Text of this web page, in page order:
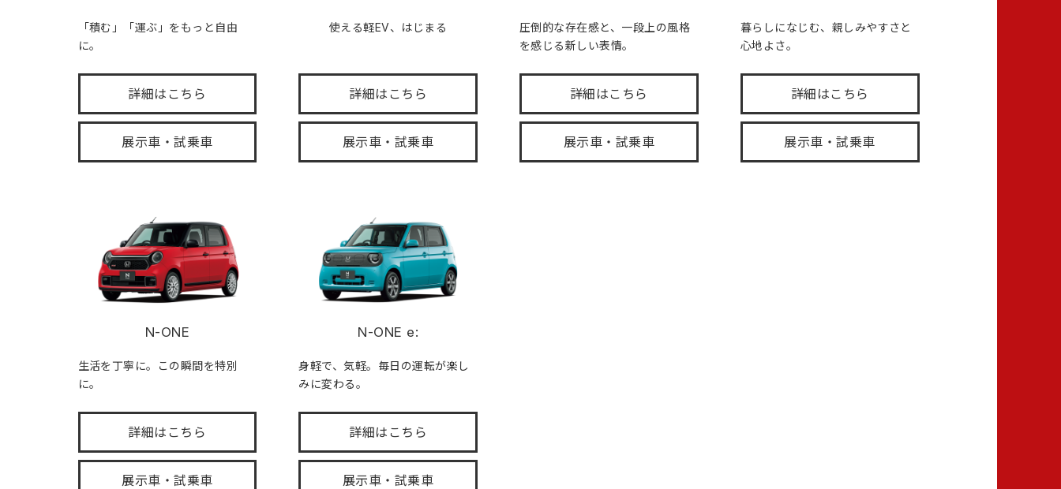
「積む」「運ぶ」をもっと自由
に。
詳細はこちら
展示車・試乗車
使える軽EV、はじまる
詳細はこちら
展示車・試乗車
圧倒的な存在感と、一段上の風格
を感じる新しい表情。
詳細はこちら
展示車・試乗車
暮らしになじむ、親しみやすさと
心地よさ。
詳細はこちら
展示車・試乗車
N-ONE
生活を丁寧に。この瞬間を特別
に。
詳細はこちら
展示車・試乗車
N-ONE e:
身軽で、気軽。毎日の運転が楽し
みに変わる。
詳細はこちら
展示車・試乗車